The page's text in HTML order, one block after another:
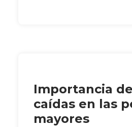
Importancia
caídas en las
mayores